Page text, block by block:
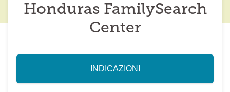
Honduras FamilySearch
Center
INDICAZIONI